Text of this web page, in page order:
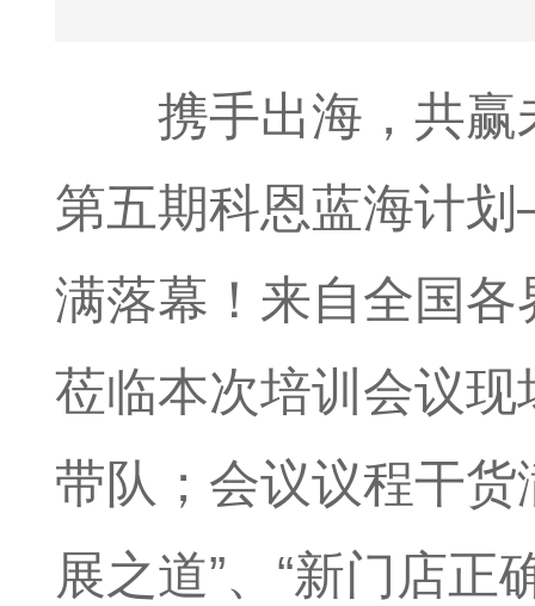
携手出海，共
第五期科恩蓝海计
满落幕！来自全国
莅临本次培训会议
带队；会议议程干货
展之道”、“新门店正